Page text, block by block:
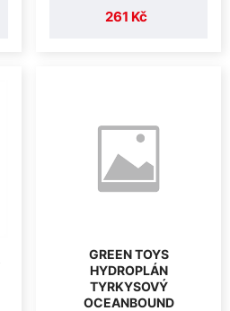
261 Kč
GREEN TOYS
HYDROPLÁN
TYRKYSOVÝ
OCEANBOUND